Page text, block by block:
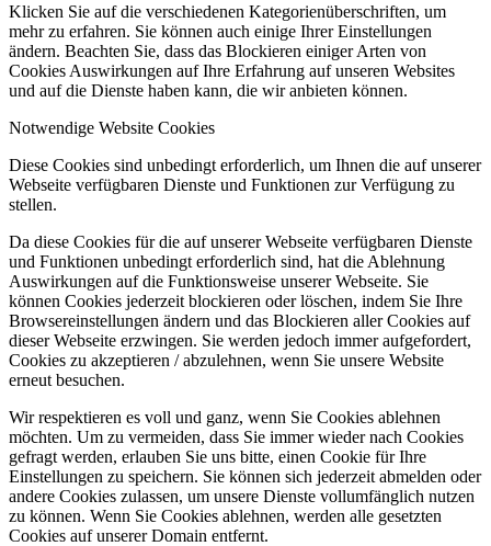
Klicken Sie auf die verschiedenen Kategorienüberschriften, um
mehr zu erfahren. Sie können auch einige Ihrer Einstellungen
ändern. Beachten Sie, dass das Blockieren einiger Arten von
Cookies Auswirkungen auf Ihre Erfahrung auf unseren Websites
und auf die Dienste haben kann, die wir anbieten können.
Notwendige Website Cookies
Diese Cookies sind unbedingt erforderlich, um Ihnen die auf unserer
Webseite verfügbaren Dienste und Funktionen zur Verfügung zu
stellen.
Da diese Cookies für die auf unserer Webseite verfügbaren Dienste
und Funktionen unbedingt erforderlich sind, hat die Ablehnung
Auswirkungen auf die Funktionsweise unserer Webseite. Sie
können Cookies jederzeit blockieren oder löschen, indem Sie Ihre
Browsereinstellungen ändern und das Blockieren aller Cookies auf
dieser Webseite erzwingen. Sie werden jedoch immer aufgefordert,
Cookies zu akzeptieren / abzulehnen, wenn Sie unsere Website
erneut besuchen.
Wir respektieren es voll und ganz, wenn Sie Cookies ablehnen
möchten. Um zu vermeiden, dass Sie immer wieder nach Cookies
gefragt werden, erlauben Sie uns bitte, einen Cookie für Ihre
Einstellungen zu speichern. Sie können sich jederzeit abmelden oder
andere Cookies zulassen, um unsere Dienste vollumfänglich nutzen
zu können. Wenn Sie Cookies ablehnen, werden alle gesetzten
Cookies auf unserer Domain entfernt.